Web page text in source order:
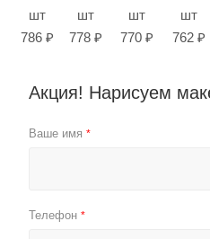
шт
786 ₽
шт
778 ₽
шт
770 ₽
шт
762 ₽
Акция! Нарисуем
Ваше имя *
Телефон *